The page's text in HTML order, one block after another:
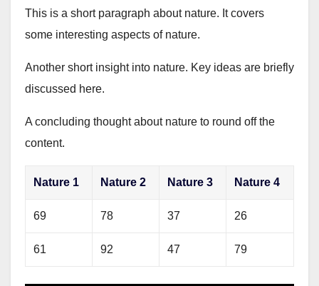
This is a short paragraph about nature. It covers
some interesting aspects of nature.
Another short insight into nature. Key ideas are briefly
discussed here.
A concluding thought about nature to round off the
content.
Nature 1 Nature 2 Nature 3 Nature 4
69 78 37 26
61 92 47 79